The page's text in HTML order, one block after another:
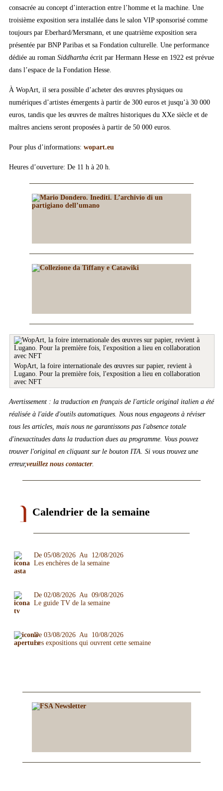
consacrée au concept d’interaction entre l’homme et la machine. Une
troisième exposition sera installée dans le salon VIP sponsorisé comme
toujours par Eberhard/Mersmann, et une quatrième exposition sera
présentée par BNP Paribas et sa Fondation culturelle. Une performance
dédiée au romanSiddharthaécrit par Hermann Hesse en 1922 est prévue
dans l’espace de la Fondation Hesse.
À WopArt, il sera possible d’acheter des œuvres physiques ou
numériques d’artistes émergents à partir de 300 euros et jusqu’à 30 000
euros, tandis que les œuvres de maîtres historiques du XXe siècle et de
maîtres anciens seront proposées à partir de 50 000 euros.
Pour plus d’informations: wopart.eu
Heures d’ouverture: De 11 h à 20 h.
WopArt, la foire internationale des œuvres sur papier, revient à
Lugano. Pour la première fois, l'exposition a lieu en collaboration
avec NFT
Avertissement : la traduction en français de l'article original italien a été
réalisée à l'aide d'outils automatiques. Nous nous engageons à réviser
tous les articles, mais nous ne garantissons pas l'absence totale
d'inexactitudes dans la traduction dues au programme. Vous pouvez
trouver l'original en cliquant sur le bouton ITA. Si vous trouvez une
erreur,veuillez nous contacter.
Calendrier de la semaine
De 05/08/2026 Au 12/08/2026
Les enchères de la semaine
De 02/08/2026 Au 09/08/2026
Le guide TV de la semaine
De 03/08/2026 Au 10/08/2026
Les expositions qui ouvrent cette semaine